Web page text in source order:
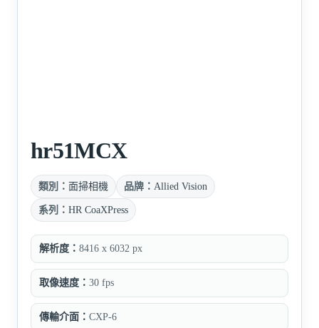
hr51MCX
類別： 面掃相機 品牌： Allied Vision
系列： HR CoaXPress
解析度： 8416 x 6032 px
取像速度： 30 fps
傳輸介面： CXP-6